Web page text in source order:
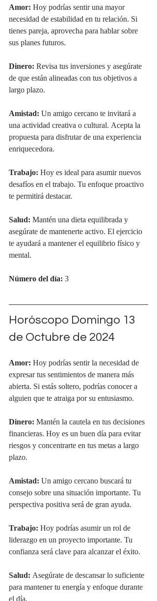
Amor: Hoy podrías sentir una mayor
necesidad de estabilidad en tu relación. Si
tienes pareja, aprovecha para hablar sobre
sus planes futuros.
Dinero: Revisa tus inversiones y asegúrate
de que están alineadas con tus objetivos a
largo plazo.
Amistad: Un amigo cercano te invitará a
una actividad creativa o cultural. Acepta la
propuesta para disfrutar de una experiencia
enriquecedora.
Trabajo: Hoy es ideal para asumir nuevos
desafíos en el trabajo. Tu enfoque proactivo
te permitirá destacar.
Salud: Mantén una dieta equilibrada y
asegúrate de mantenerte activo. El ejercicio
te ayudará a mantener el equilibrio físico y
mental.
Número del día: 3
Horóscopo Domingo 13
de Octubre de 2024
Amor: Hoy podrías sentir la necesidad de
expresar tus sentimientos de manera más
abierta. Si estás soltero, podrías conocer a
alguien que te atraiga por su entusiasmo.
Dinero: Mantén la cautela en tus decisiones
financieras. Hoy es un buen día para evitar
riesgos y concentrarte en tus metas a largo
plazo.
Amistad: Un amigo cercano buscará tu
consejo sobre una situación importante. Tu
perspectiva positiva será de gran ayuda.
Trabajo: Hoy podrías asumir un rol de
liderazgo en un proyecto importante. Tu
confianza será clave para alcanzar el éxito.
Salud: Asegúrate de descansar lo suficiente
para mantener tu energía y enfoque durante